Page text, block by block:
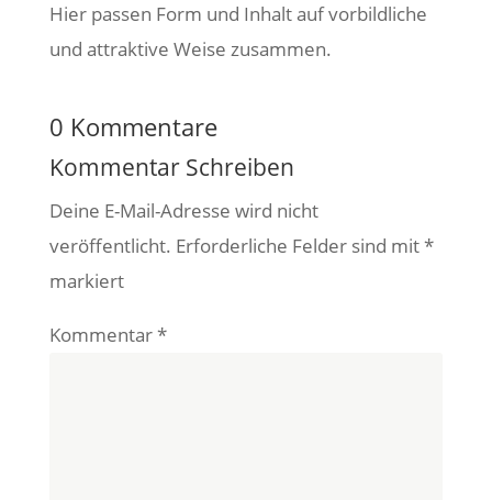
Hier passen Form und Inhalt auf vorbildliche
und attraktive Weise zusammen.
0 Kommentare
Kommentar Schreiben
Deine E-Mail-Adresse wird nicht
veröffentlicht. Erforderliche Felder sind mit*
markiert
Kommentar*